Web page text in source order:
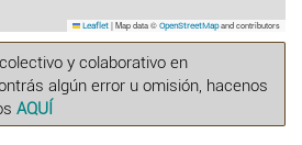
Leaflet |Map data © OpenStreetMapand contributors
y colaborativo en
algún error u omisión, hacenos
AQUÍ